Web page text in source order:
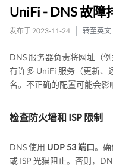
UniFi - DNS 故障
发布于 2023-11-24 转至英文
DNS 服务器负责将网址（
有许多 UniFi 服务（更新、
名。不正确的配置可能会影
检查防火墙和 ISP 限制
DNS 使用 UDP 53 端口。确
或 ISP 光猫阻止。否则，